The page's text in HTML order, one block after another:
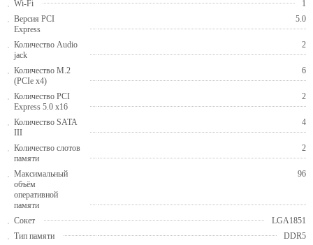
Wi-Fi
1
Версия PCI
Express
5.0
Количество Audio
jack
2
Количество M.2
(PCIe x4)
6
Количество PCI
Express 5.0 x16
2
Количество SATA
III
4
Количество слотов
памяти
2
Максимальный
объём
оперативной
памяти
96
Сокет
LGA1851
Тип памяти
DDR5